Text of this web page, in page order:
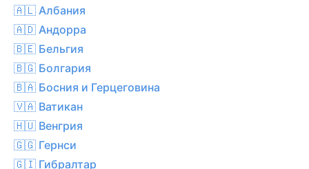
🇦🇱 Албания
🇦🇩 Андорра
🇧🇪 Бельгия
🇧🇬 Болгария
🇧🇦 Босния и Герцеговина
🇻🇦 Ватикан
🇭🇺 Венгрия
🇬🇬 Гернси
🇬🇮 Гибралтар